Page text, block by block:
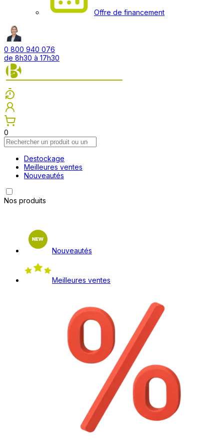
Offre de financement
0 800 940 076
de 8h30 à 17h30
0
Destockage
Meilleures ventes
Nouveautés
Nos produits
Nouveautés
Meilleures ventes